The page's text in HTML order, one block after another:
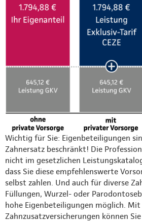
Wichtig für Sie: Eigenbeteiligungen
Zahnersatz beschränkt! Die
nicht im gesetzlichen
dass Sie diese empfehlenswerte
selbst zahlen. Und auch für diverse
Füllungen, Wurzel- oder
hohe Eigenbeteiligungen möglich. Mit
Zahnzusatzversicherungen können